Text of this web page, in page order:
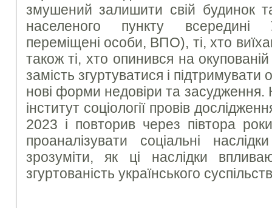
змушений залишити свій будинок
населеного пункту всередині
переміщені особи, ВПО), ті, хто
також ті, хто опинився на окупованій
замість згуртуватися і
нові форми недовіри та засудження.
інститут соціології провів
2023 і повторив через півтора
проаналізувати соціальні
зрозуміти, як ці наслідки
згуртованість українського